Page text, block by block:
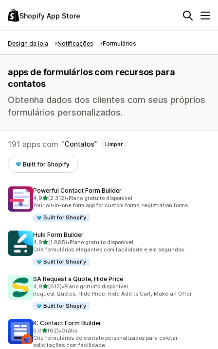
Shopify App Store
Design da loja Notificações Formulários
apps de formulários com recursos para
contatos
Obtenha dados dos clientes com seus próprios
formulários personalizados.
191 apps com Contatos Limpar
Built for Shopify
Powerful Contact Form Builder
4,9de 5 estrelas
(2.312)
2312 avaliações ao todo
•Plano gratuito disponível
Your all-in-one form app for custom forms, registration forms
Built for Shopify
Hulk Form Builder
4,9de 5 estrelas
(1.885)
1885 avaliações ao todo
•Plano gratuito disponível
Crie formulários elegantes com facilidade e em segundos.
Built for Shopify
SA Request a Quote, Hide Price
4,9de 5 estrelas
(612)
612 avaliações ao todo
•Plano gratuito disponível
Request Quotes, Hide Price, hide Add to Cart, Make an Offer
Built for Shopify
K: Contact Form Builder
5,0de 5 estrelas
(62)
62 avaliações ao todo
•Grátis
Crie formulários de contato personalizados para coletar
solicitações com facilidade.